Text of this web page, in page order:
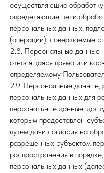
осуществляющие
определяющие цели
персональных данных,
(операции), совершаемые
2.8. Персональные данные
относящаяся прямо или
определяемому
2.9. Персональные данные,
персональных данных для
персональные данные,
которым предоставлен
путем дачи согласия на
разрешенных субъектом
распространения в
персональных данных